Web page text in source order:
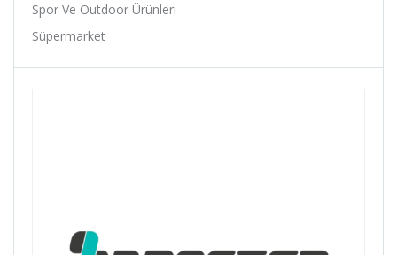
Baby Hope
Baradine
Spor Ve Outdoor Ürünleri
Süpermarket